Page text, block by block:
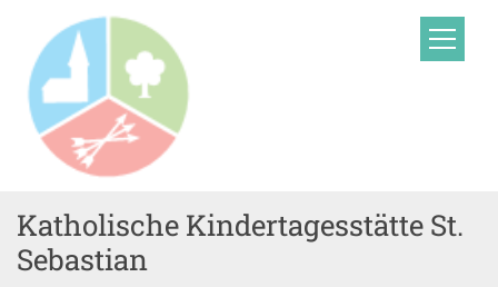
Zum Inhalt springen
Katholische Kindertagesstätte St.
Sebastian